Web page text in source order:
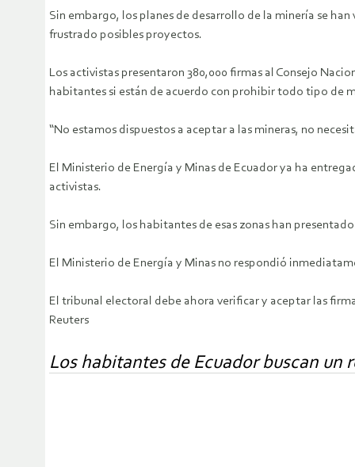
Sin embargo, los planes de desarrollo de la minería se
frustrado posibles proyectos.
Los activistas presentaron 380,000 firmas al Consejo
habitantes si están de acuerdo con prohibir todo tipo de
“No estamos dispuestos a aceptar a las mineras, no
El Ministerio de Energía y Minas de Ecuador ya ha
activistas.
Sin embargo, los habitantes de esas zonas han
El Ministerio de Energía y Minas no respondió
El tribunal electoral debe ahora verificar y aceptar las
Reuters
Los habitantes de Ecuador buscan